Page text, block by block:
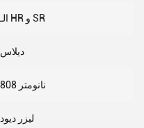
الـ HR و SR
ديلاس
808 نانومتر
ليزر ديود